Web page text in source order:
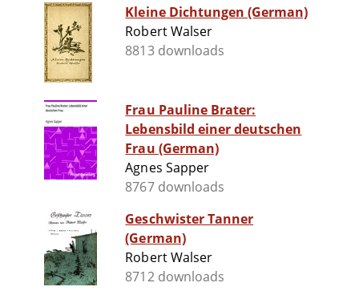
Kleine Dichtungen (German)
Robert Walser
8813 downloads
Frau Pauline Brater:
Lebensbild einer deutschen
Frau (German)
Agnes Sapper
8767 downloads
Geschwister Tanner
(German)
Robert Walser
8712 downloads